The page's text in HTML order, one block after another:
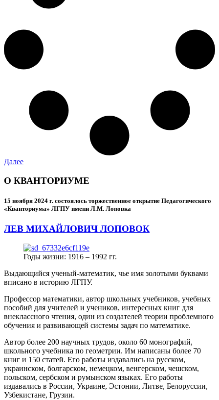
Далее
О КВАНТОРИУМЕ
15 ноября 2024 г. состоялось торжественное открытие Педагогического
«Кванториума» ЛГПУ имени Л.М. Лоповка
ЛЕВ МИХАЙЛОВИЧ ЛОПОВОК
Годы жизни: 1916 – 1992 гг.
Выдающийся ученый-математик, чье имя золотыми буквами
вписано в историю ЛГПУ.
Профессор математики, автор школьных учебников, учебных
пособий для учителей и учеников, интересных книг для
внеклассного чтения, один из создателей теории проблемного
обучения и развивающей системы задач по математике.
Автор более 200 научных трудов, около 60 монографий,
школьного учебника по геометрии. Им написаны более 70
книг и 150 статей. Его работы издавались на русском,
украинском, болгарском, немецком, венгерском, чешском,
польском, сербском и румынском языках. Его работы
издавались в России, Украине, Эстонии, Литве, Белоруссии,
Узбекистане, Грузии.